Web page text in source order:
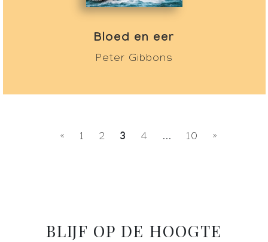
Bloed en eer
Peter Gibbons
« 1 2 3 4 ... 10 »
BLIJF OP DE HOOGTE